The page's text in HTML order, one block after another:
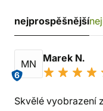
nejprospěšnější
MN
6
Marek N.
Skvělé vyobrazení